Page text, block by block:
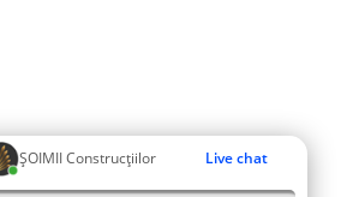
ȘOIMII Construcțiilor Live chat